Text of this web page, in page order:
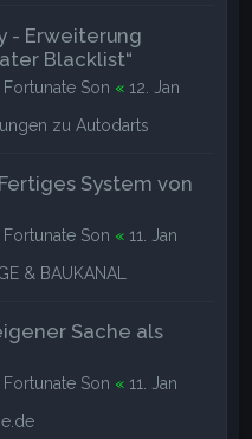
- Erweiterung
Blacklist“
Fortunate Son «12. Jan
zu Autodarts
System von
Fortunate Son «11. Jan
& BAUKANAL
Sache als
Fortunate Son «11. Jan